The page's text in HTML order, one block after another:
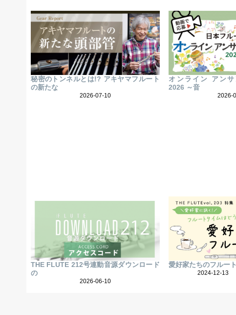
秘密のトンネルとは!? アキヤマフルート
の新たな
2026-07-10
オンライン アン
2026 ～音
2026-
THE FLUTE 212号連動音源ダウンロード
の
2026-06-10
愛好家たちのフルー
2024-12-13